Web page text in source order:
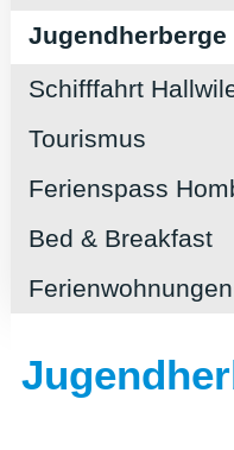
Jugendherberge
Schifffahrt
Tourismus
Ferienspass
Bed & Breakfast
Ferienwohnungen